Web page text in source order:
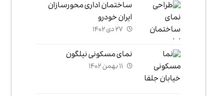
ساختمان اداری محورسازان
ایران خودرو
۲۷ دی ۱۴۰۲
نمای مسکونی نیلگون
۱۱ بهمن ۱۴۰۲